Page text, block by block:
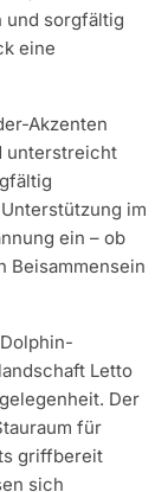
und sorgfältig
eine
Akzenten
unterstreicht
im
ein – ob
Beisammensein
Letto
Der
für
griffbereit
sich